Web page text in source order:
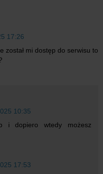
17:26
został mi dostęp do serwisu to
10:35
i dopiero wtedy możesz
17:53